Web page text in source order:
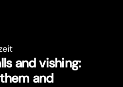
and vishing:
and